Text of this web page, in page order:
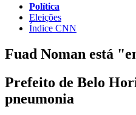
Política
Eleições
Índice CNN
Fuad Noman está
Prefeito de Belo
pneumonia